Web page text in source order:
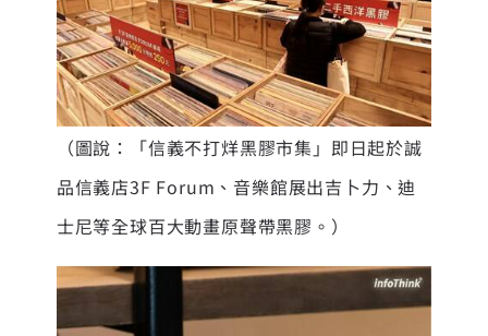
（圖說：
「信義不打烊黑膠市集」即日起於誠
品信義店3F Forum、音樂館展出吉卜力、迪
士尼等全球百大動畫原聲帶黑膠。）